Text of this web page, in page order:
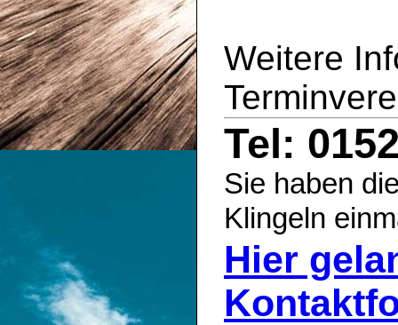
Weitere
Tel:
Sie haben
Klingeln
Hier